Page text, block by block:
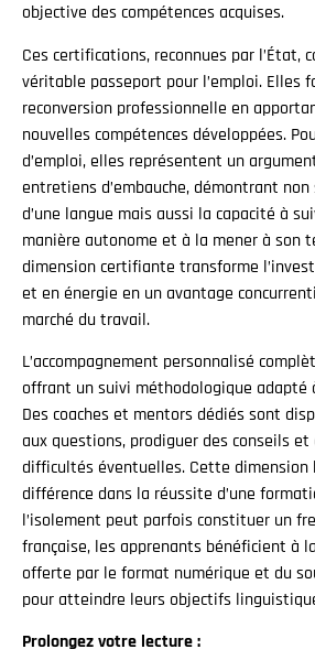
objective des compétences acquises.
Ces certifications, reconnues par l’État,
véritable passeport pour l’emploi. Elles
reconversion professionnelle en
nouvelles compétences développées.
d’emploi, elles représentent un
entretiens d’embauche, démontrant
d’une langue mais aussi la capacité à
manière autonome et à la mener à son
dimension certifiante transforme
et en énergie en un avantage
marché du travail.
L’accompagnement personnalisé
offrant un suivi méthodologique adapté
Des coaches et mentors dédiés sont
aux questions, prodiguer des conseils
difficultés éventuelles. Cette
différence dans la réussite d’une
l’isolement peut parfois constituer un
française, les apprenants bénéficient à
offerte par le format numérique et du
pour atteindre leurs objectifs
Prolongez votre lecture :